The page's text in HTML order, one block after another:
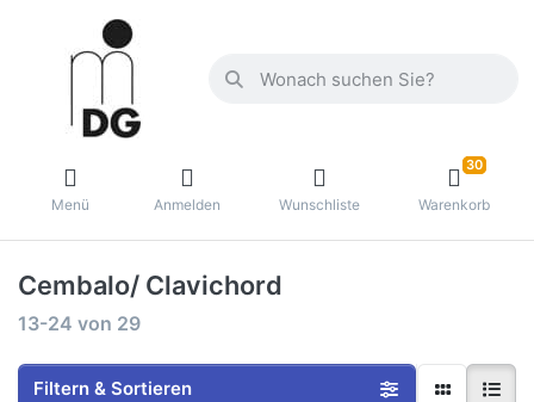
Menü Anmelden Wunschliste
30
Warenkorb
Cembalo/ Clavichord
13-24 von 29
Filtern & Sortieren